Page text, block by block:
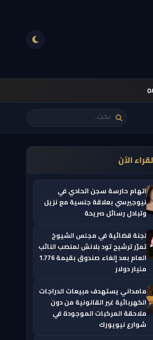
الآن
اتهام حارسة سجن اتحادي في
نيوجيرسي بعلاقة جنسية مع نزيل
وتبادل رسائل صريحة
لجنة قضائية في مجلس الشيوخ
تمرّر ترشيح تود بلانش لمنصب النائب
العام بعد إلغاء صندوق بقيمة 1.776
مليار دولار
مامداني يستهدف مبيعات الدراجات
الكهربائية غير القانونية من دون
ملاحقة المركبات الموجودة في
شوارع نيويورك